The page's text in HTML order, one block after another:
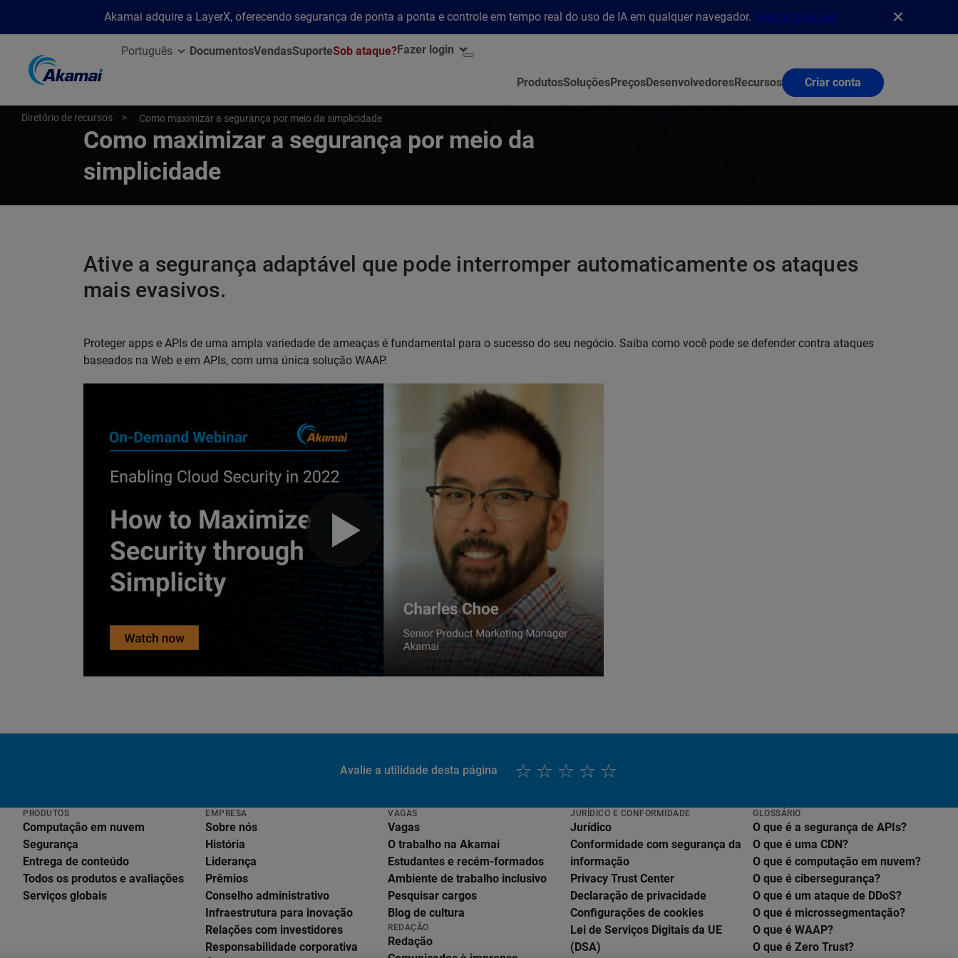
Akamai adquire a LayerX, oferecendo segurança de ponta a ponta e controle em tempo real do uso de IA em qualquer navegador. Veja os detalhes
Português DocumentosVendasSuporteSob ataque?Fazer login
ProdutosSoluçõesPreçosDesenvolvedoresRecursos Criar conta
Diretório de recursos Como maximizar a segurança por meio da simplicidade
Como maximizar a segurança por meio da
simplicidade
Ative a segurança adaptável que pode interromper automaticamente os ataques
mais evasivos.
Proteger apps e APIs de uma ampla variedade de ameaças é fundamental para o sucesso do seu negócio. Saiba como você pode se defender contra ataques
baseados na Web e em APIs, com uma única solução WAAP.
Avalie a utilidade desta página
PRODUTOS
Computação em nuvem
Segurança
Entrega de conteúdo
Todos os produtos e avaliações
Serviços globais
EMPRESA
Sobre nós
História
Liderança
Prêmios
Conselho administrativo
Infraestrutura para inovação
Relações com investidores
Responsabilidade corporativa
VAGAS
Vagas
O trabalho na Akamai
Estudantes e recém-formados
Ambiente de trabalho inclusivo
Pesquisar cargos
Blog de cultura
REDAÇÃO
Redação
JURÍDICO E CONFORMIDADE
Jurídico
Conformidade com segurança da
informação
Privacy Trust Center
Declaração de privacidade
Configurações de cookies
Lei de Serviços Digitais da UE
(DSA)
GLOSSÁRIO
O que é a segurança de APIs?
O que é uma CDN?
O que é computação em nuvem?
O que é cibersegurança?
O que é um ataque de DDoS?
O que é microssegmentação?
O que é WAAP?
O que é Zero Trust?
English
Deutsch
Español
Français